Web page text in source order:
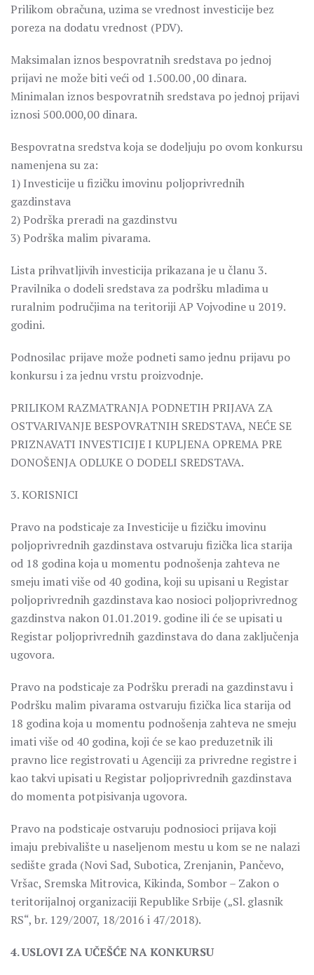
Prilikom obračuna, uzima se vrednost investicije bez
poreza na dodatu vrednost (PDV).
Maksimalan iznos bespovratnih sredstava po jednoj
prijavi ne može biti veći od 1.500.00 ,00 dinara.
Minimalan iznos bespovratnih sredstava po jednoj prijavi
iznosi 500.000,00 dinara.
Bespovratna sredstva koja se dodeljuju po ovom konkursu
namenjena su za:
1) Investicije u fizičku imovinu poljoprivrednih
gazdinstava
2) Podrška preradi na gazdinstvu
3) Podrška malim pivarama.
Lista prihvatljivih investicija prikazana je u članu 3.
Pravilnika o dodeli sredstava za podršku mladima u
ruralnim područjima na teritoriji AP Vojvodine u 2019.
godini.
Podnosilac prijave može podneti samo jednu prijavu po
konkursu i za jednu vrstu proizvodnje.
PRILIKOM RAZMATRANJA PODNETIH PRIJAVA ZA
OSTVARIVANJE BESPOVRATNIH SREDSTAVA, NEĆE SE
PRIZNAVATI INVESTICIJE I KUPLJENA OPREMA PRE
DONOŠENJA ODLUKE O DODELI SREDSTAVA.
3. KORISNICI
Pravo na podsticaje za Investicije u fizičku imovinu
poljoprivrednih gazdinstava ostvaruju fizička lica starija
od 18 godina koja u momentu podnošenja zahteva ne
smeju imati više od 40 godina, koji su upisani u Registar
poljoprivrednih gazdinstava kao nosioci poljoprivrednog
gazdinstva nakon 01.01.2019. godine ili će se upisati u
Registar poljoprivrednih gazdinstava do dana zaključenja
ugovora.
Pravo na podsticaje za Podršku preradi na gazdinstavu i
Podršku malim pivarama ostvaruju fizička lica starija od
18 godina koja u momentu podnošenja zahteva ne smeju
imati više od 40 godina, koji će se kao preduzetnik ili
pravno lice registrovati u Agenciji za privredne registre i
kao takvi upisati u Registar poljoprivrednih gazdinstava
do momenta potpisivanja ugovora.
Pravo na podsticaje ostvaruju podnosioci prijava koji
imaju prebivalište u naseljenom mestu u kom se ne nalazi
sedište grada (Novi Sad, Subotica, Zrenjanin, Pančevo,
Vršac, Sremska Mitrovica, Kikinda, Sombor – Zakon o
teritorijalnoj organizaciji Republike Srbije („Sl. glasnik
RS“, br. 129/2007, 18/2016 i 47/2018).
4. USLOVI ZA UČEŠĆE NA KONKURSU